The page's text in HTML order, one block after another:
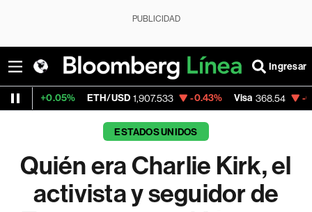
PUBLICIDAD
Ingresar
ETH/USD 1,907.533 -0.43% Visa 368.54 -0.28%
ESTADOS UNIDOS
Quién era Charlie Kirk, el
activista y seguidor de